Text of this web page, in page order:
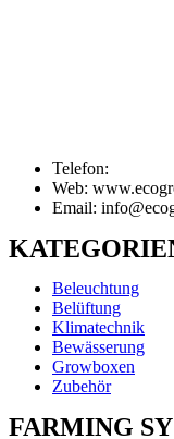
Telefon:
Web:
Email:
Beleuchtung
Belüftung
Klimatechnik
Bewässerung
Growboxen
Zubehör
FARMING